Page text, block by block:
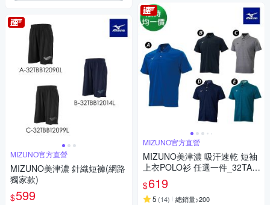
MIZUNO官方直營
MIZUNO美津濃 針織短褲(網路
獨家款)
$599
MIZUNO官方直營
MIZUNO美津濃 吸汗速乾 短袖
上衣POLO衫 任選一件_32TAY
A01/02
$619
5 (14) 總銷量>200